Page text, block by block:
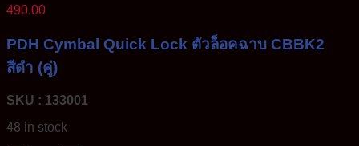
490.00
PDH Cymbal Quick Lock ตัวล็อคฉาบ CBBK2
สีดำ (คู่)
SKU : 133001
48 in stock